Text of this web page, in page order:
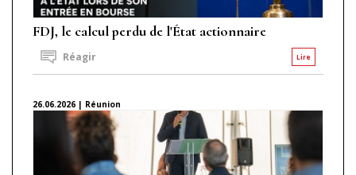
FDJ, le calcul perdu de l'État actionnaire
Lire
Réagir
26.06.2026 | Réunion